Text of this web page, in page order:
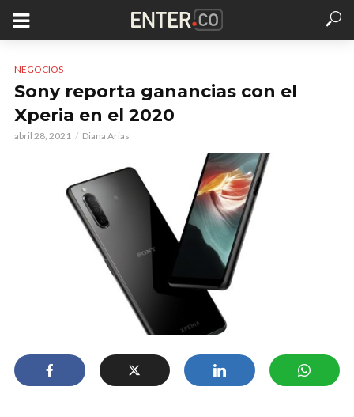
NEGOCIOS
Sony reporta ganancias con el
Xperia en el 2020
abril 28, 2021 Diana Arias